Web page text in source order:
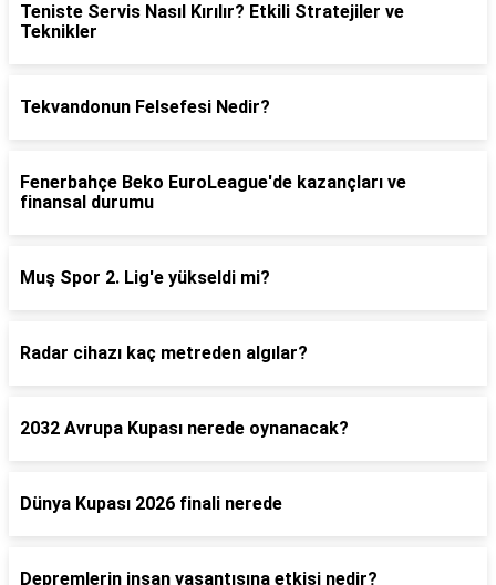
Teniste Servis Nasıl Kırılır? Etkili Stratejiler ve
Teknikler
Tekvandonun Felsefesi Nedir?
Fenerbahçe Beko EuroLeague'de kazançları ve
finansal durumu
Muş Spor 2. Lig'e yükseldi mi?
Radar cihazı kaç metreden algılar?
2032 Avrupa Kupası nerede oynanacak?
Dünya Kupası 2026 finali nerede
Depremlerin insan yaşantısına etkisi nedir?